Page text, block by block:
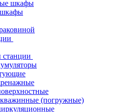
шкафы
(погружные)